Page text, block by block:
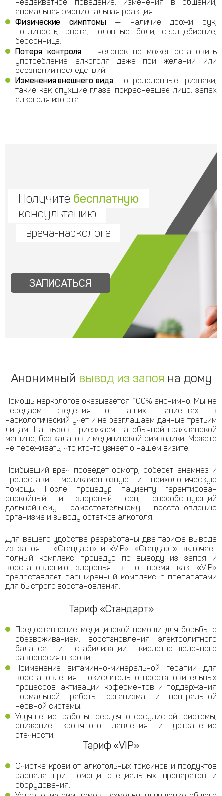
неадекватное поведение, изменения в общении,
аномальная эмоциональная реакция.
Физические симптомы — наличие дрожи рук,
потливость, рвота, головные боли, сердцебиение,
бессонница.
Потеря контроля — человек не может остановить
употребление алкоголя даже при желании или
осознании последствий.
Изменения внешнего вида— определенные признаки,
такие как опухшие глаза, покрасневшее лицо, запах
алкоголя изо рта.
Получите бесплатную
консультацию
врача-нарколога
ЗАПИСАТЬСЯ
Анонимный вывод из запоя на дому
Помощь наркологов оказывается 100% анонимно. Мы не
передаем сведения о наших пациентах в
наркологический учет и не разглашаем данные третьим
лицам. На вызов приезжаем на обычной гражданской
машине, без халатов и медицинской символики. Можете
не переживать, что кто-то узнает о нашем визите.
Прибывший врач проведет осмотр, соберет анамнез и
предоставит медикаментозную и психологическую
помощь. После процедур пациенту гарантирован
спокойный и здоровый сон, способствующий
дальнейшему самостоятельному восстановлению
организма и выводу остатков алкоголя.
Для вашего удобства разработаны два тарифа вывода
из запоя — «Стандарт» и «VIP». «Стандарт» включает
полный комплекс процедур по выводу из запоя и
восстановлению здоровья, в то время как «VIP»
предоставляет расширенный комплекс с препаратами
для быстрого восстановления.
Тариф «Стандарт»
Предоставление медицинской помощи для борьбы с
обезвоживанием, восстановления электролитного
баланса и стабилизации кислотно-щелочного
равновесия в крови.
Применение витаминно-минеральной терапии для
восстановления окислительно-восстановительных
процессов, активации коферментов и поддержания
нормальной работы организма и центральной
нервной системы.
Улучшение работы сердечно-сосудистой системы,
снижение кровяного давления и устранение
отечности.
Тариф «VIP»
Очистка крови от алкогольных токсинов и продуктов
распада при помощи специальных препаратов и
оборудования.